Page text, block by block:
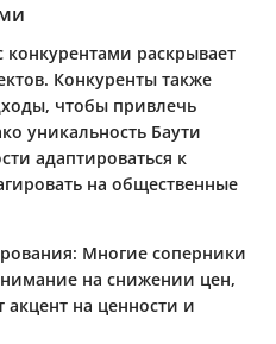
раскрывает
Конкуренты также
чтобы привлечь
уникальность Баути
адаптироваться к
на общественные
: Многие соперники
на снижении цен,
акцент на ценности и